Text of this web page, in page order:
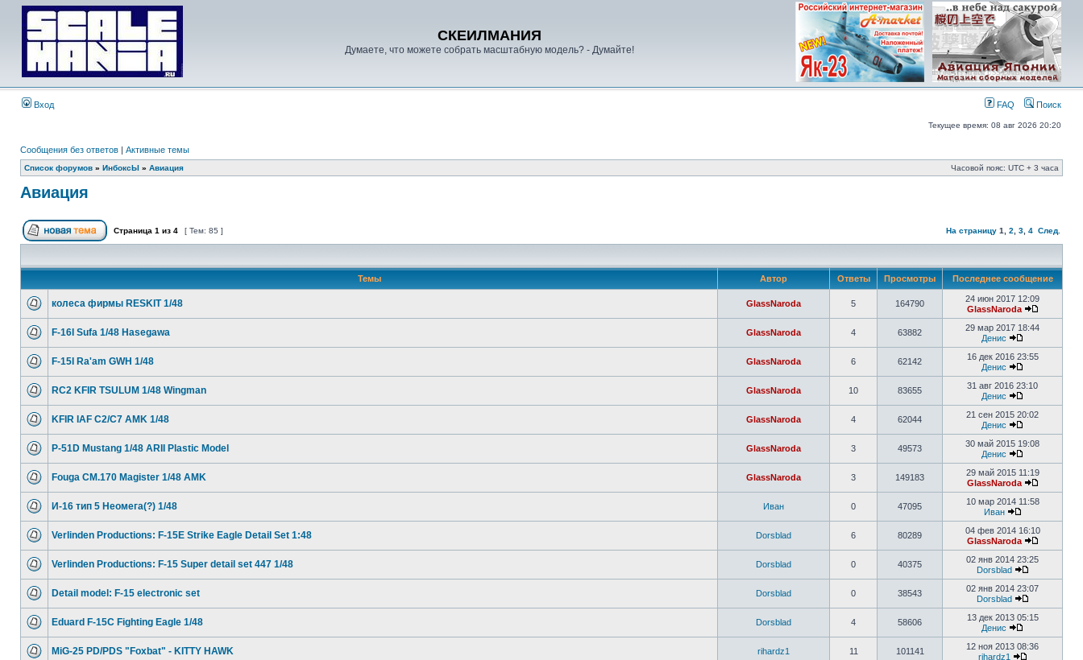
СКЕИЛМАНИЯ
Думаете, что можете собрать масштабную модель? - Думайте!
Вход FAQ Поиск
Текущее время: 08 авг 2026 20:20
Сообщения без ответов | Активные темы
Список форумов » ИнбоксЫ » Авиация Часовой пояс: UTC + 3 часа
Авиация
Страница 1 из 4 [ Тем: 85 ] На страницу 1 2 3 4 След.
Темы Автор Ответы Просмотры Последнее сообщение
колеса фирмы RESKIT 1/48 GlassNaroda 5 164790
24 июн 2017 12:09
GlassNaroda
F-16I Sufa 1/48 Hasegawa GlassNaroda 4 63882
29 мар 2017 18:44
Денис
F-15I Ra'am GWH 1/48 GlassNaroda 6 62142
16 дек 2016 23:55
Денис
RC2 KFIR TSULUM 1/48 Wingman GlassNaroda 10 83655
31 авг 2016 23:10
Денис
KFIR IAF C2/C7 AMK 1/48 GlassNaroda 4 62044
21 сен 2015 20:02
Денис
P-51D Mustang 1/48 ARII Plastic Model GlassNaroda 3 49573
30 май 2015 19:08
Денис
Fouga CM.170 Magister 1/48 AMK GlassNaroda 3 149183
29 май 2015 11:19
GlassNaroda
И-16 тип 5 Неомега(?) 1/48 Иван 0 47095
10 мар 2014 11:58
Иван
Verlinden Productions: F-15E Strike Eagle Detail Set 1:48 Dorsblad 6 80289
04 фев 2014 16:10
GlassNaroda
Verlinden Productions: F-15 Super detail set 447 1/48 Dorsblad 0 40375
02 янв 2014 23:25
Dorsblad
Detail model: F-15 electronic set Dorsblad 0 38543
02 янв 2014 23:07
Dorsblad
Eduard F-15C Fighting Eagle 1/48 Dorsblad 4 58606
13 дек 2013 05:15
Денис
MiG-25 PD/PDS "Foxbat" - KITTY HAWK rihardz1 11 101141
12 ноя 2013 08:36
rihardz1